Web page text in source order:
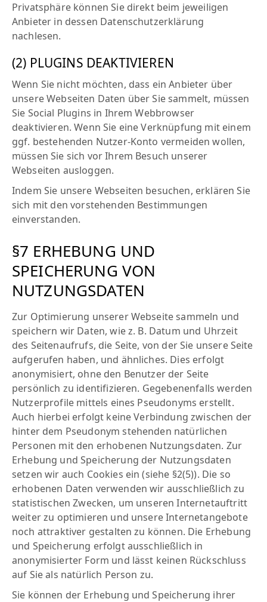
Privatsphäre können Sie direkt beim jeweiligen
Anbieter in dessen Datenschutzerklärung
nachlesen.
(2) PLUGINS DEAKTIVIEREN
Wenn Sie nicht möchten, dass ein Anbieter über
unsere Webseiten Daten über Sie sammelt, müssen
Sie Social Plugins in Ihrem Webbrowser
deaktivieren. Wenn Sie eine Verknüpfung mit einem
ggf. bestehenden Nutzer-Konto vermeiden wollen,
müssen Sie sich vor Ihrem Besuch unserer
Webseiten ausloggen.
Indem Sie unsere Webseiten besuchen, erklären Sie
sich mit den vorstehenden Bestimmungen
einverstanden.
§7 ERHEBUNG UND
SPEICHERUNG VON
NUTZUNGSDATEN
Zur Optimierung unserer Webseite sammeln und
speichern wir Daten, wie z. B. Datum und Uhrzeit
des Seitenaufrufs, die Seite, von der Sie unsere Seite
aufgerufen haben, und ähnliches. Dies erfolgt
anonymisiert, ohne den Benutzer der Seite
persönlich zu identifizieren. Gegebenenfalls werden
Nutzerprofile mittels eines Pseudonyms erstellt.
Auch hierbei erfolgt keine Verbindung zwischen der
hinter dem Pseudonym stehenden natürlichen
Personen mit den erhobenen Nutzungsdaten. Zur
Erhebung und Speicherung der Nutzungsdaten
setzen wir auch Cookies ein (siehe §2(5)). Die so
erhobenen Daten verwenden wir ausschließlich zu
statistischen Zwecken, um unseren Internetauftritt
weiter zu optimieren und unsere Internetangebote
noch attraktiver gestalten zu können. Die Erhebung
und Speicherung erfolgt ausschließlich in
anonymisierter Form und lässt keinen Rückschluss
auf Sie als natürlich Person zu.
Sie können der Erhebung und Speicherung ihrer